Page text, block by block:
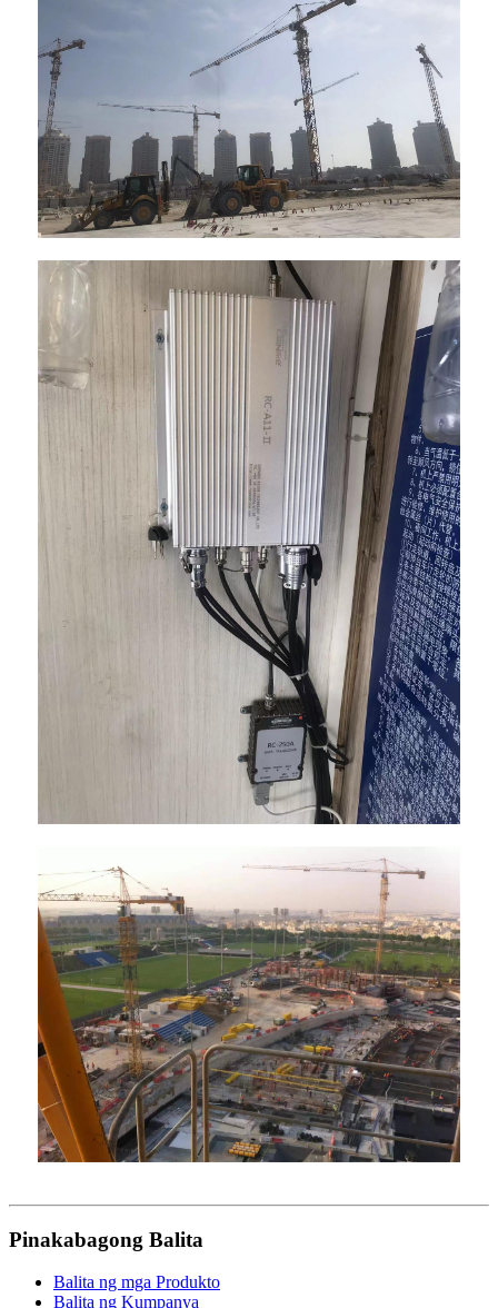
Pinakabagong Balita
Balita ng mga Produkto
Balita ng Kumpanya